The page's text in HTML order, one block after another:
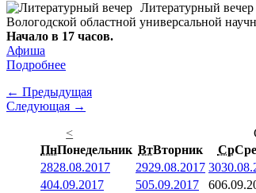
Литературный
Вологодской областной универсальной
Начало в 17 часов.
Афиша
Подробнее
← Предыдущая
Следующая →
<
ПнПонедельник ВтВторник Ср
2828.08.2017 2929.08.2017 30
404.09.2017 505.09.2017 6